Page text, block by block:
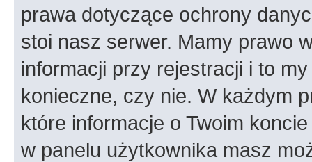
prawa dotyczące ochrony
stoi nasz serwer. Mamy prawo
informacji przy rejestracji i to
konieczne, czy nie. W każdym
które informacje o Twoim
w panelu użytkownika masz